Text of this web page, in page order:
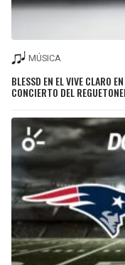
MÚSICA
BLESSD EN EL VIVE CLARO
CONCIERTO DEL